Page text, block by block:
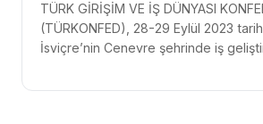
TÜRK GİRİŞİM VE İŞ DÜNYASI
(TÜRKONFED), 28-29 Eylül 2023
İsviçre’nin Cenevre şehrinde iş
gerçekleştirdi. TÜRKONFED...